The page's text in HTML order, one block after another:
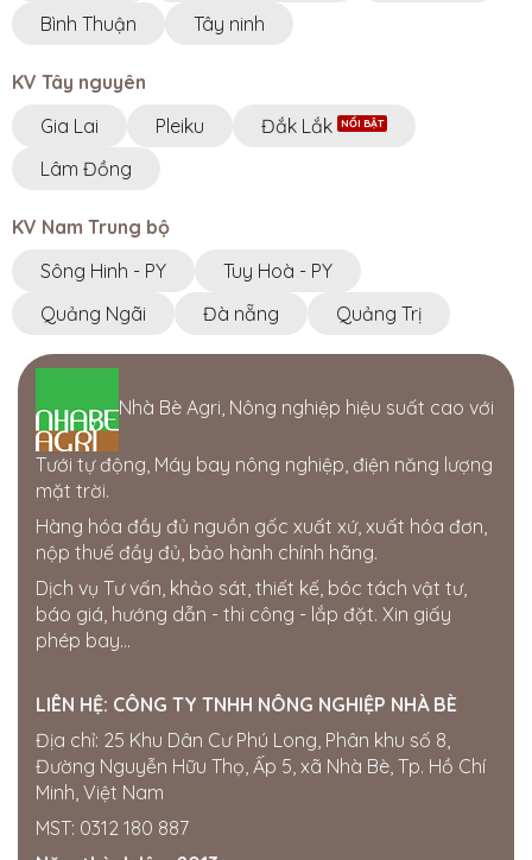
Bình Thuận
Tây ninh
KV Tây nguyên
Gia Lai
Pleiku
Đắk Lắk
Lâm Đồng
KV Nam Trung bộ
Sông Hinh - PY
Tuy Hoà - PY
Quảng Ngãi
Đà nẵng Quảng Trị
Nhà Bè Agri, Nông nghiệp hiệu suất cao với
Tưới tự động, Máy bay nông nghiệp, điện năng lượng
mặt trời.
Hàng hóa đầy đủ nguồn gốc xuất xứ, xuất hóa đơn,
nộp thuế đầy đủ, bảo hành chính hãng.
Dịch vụ Tư vấn, khảo sát, thiết kế, bóc tách vật tư,
báo giá, hướng dẫn - thi công - lắp đặt. Xin giấy
phép bay...
LIÊN HỆ: CÔNG TY TNHH NÔNG NGHIỆP NHÀ BÈ
Địa chỉ: 25 Khu Dân Cư Phú Long, Phân khu số 8,
Đường Nguyễn Hữu Thọ, Ấp 5, xã Nhà Bè, Tp. Hồ Chí
Minh, Việt Nam
MST: 0312 180 887